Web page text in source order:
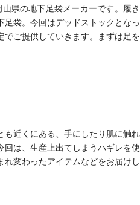
県の地下足袋メーカーです。履き
袋。今回はデッドストックとなっ
でご提供していきます。まずは足を
も近くにある、手にしたり肌に触れ
回は、生産上出てしまうハギレを使
変わったアイテムなどをお届けし